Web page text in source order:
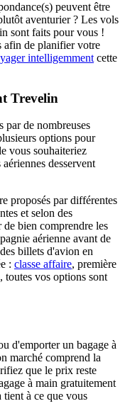
peuvent être
aventurier ? Les vols
sont faits pour vous !
afin de planifier votre
intelligemment cette
Trevelin
par de nombreuses
options pour
vous souhaiteriez
desservent
proposés par différentes
et selon des
bien comprendre les
aérienne avant de
billets d'avion en
: classe affaire, première
toutes vos options sont
d'emporter un bagage à
marché comprend la
que le prix reste
à main gratuitement
à ce que vous